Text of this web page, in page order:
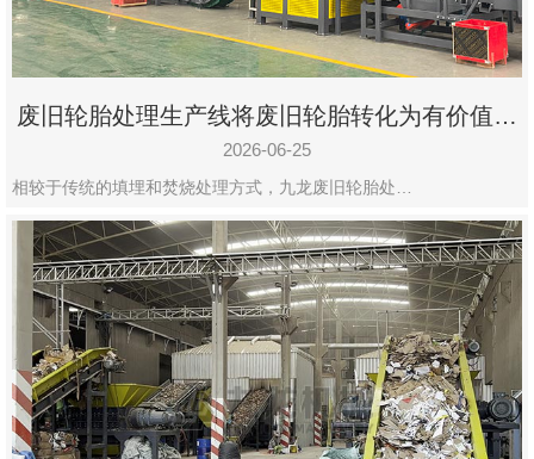
废旧轮胎处理生产线将废旧轮胎转化为有价值的
资源
2026-06-25
相较于传统的填埋和焚烧处理方式，九龙废旧轮胎处…